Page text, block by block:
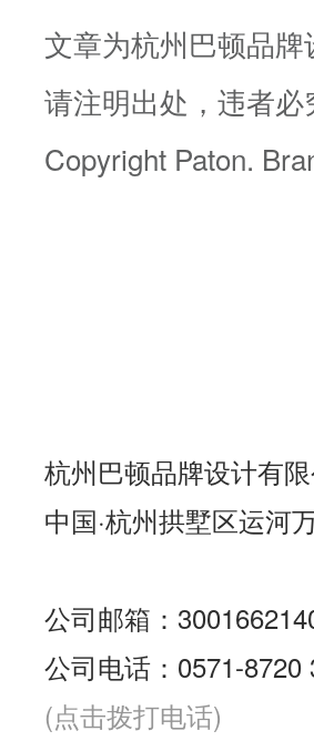
文章为杭州巴顿品
请注明出处，违者必
Copyright Paton.
杭州巴顿品牌设计有
中国·杭州拱墅区运河
公司邮箱：
公司电话：0571-8720
(点击拨打电话)